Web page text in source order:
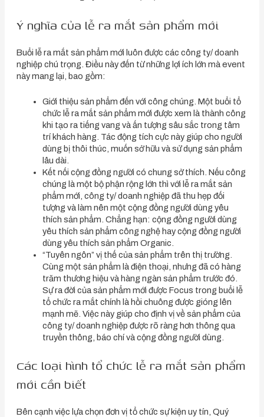
Ý nghĩa của lễ ra mắt sản phẩm mới
Buổi lễ ra mắt sản phẩm mới luôn được các công ty/ doanh
nghiệp chú trọng. Điều này đến từ những lợi ích lớn mà event
này mang lại, bao gồm:
Giới thiệu sản phẩm đến với công chúng. Một buổi tổ
chức lễ ra mắt sản phẩm mới được xem là thành công
khi tạo ra tiếng vang và ấn tượng sâu sắc trong tâm
trí khách hàng. Tác động tích cực này giúp cho người
dùng bị thôi thúc, muốn sở hữu và sử dụng sản phẩm
lâu dài.
Kết nối cộng đồng người có chung sở thích. Nếu công
chúng là một bộ phận rộng lớn thì với lễ ra mắt sản
phẩm mới, công ty/ doanh nghiệp đã thu hẹp đối
tượng và làm nên một cộng đồng người dùng yêu
thích sản phẩm. Chẳng hạn: cộng đồng người dùng
yêu thích sản phẩm công nghệ hay cộng đồng người
dùng yêu thích sản phẩm Organic.
“Tuyên ngôn” vị thế của sản phẩm trên thị trường.
Cùng một sản phẩm là điện thoại, nhưng đã có hàng
trăm thương hiệu và hàng ngàn sản phẩm trước đó.
Sự ra đời của sản phẩm mới được Focus trong buổi lễ
tổ chức ra mắt chính là hồi chuông được gióng lên
mạnh mẽ. Việc này giúp cho định vị về sản phẩm của
công ty/ doanh nghiệp được rõ ràng hơn thông qua
truyền thông, báo chí và cộng đồng người dùng.
Các loại hình tổ chức lễ ra mắt sản phẩm
mới cần biết
Bên cạnh việc lựa chọn đơn vị tổ chức sự kiện uy tín, Quý